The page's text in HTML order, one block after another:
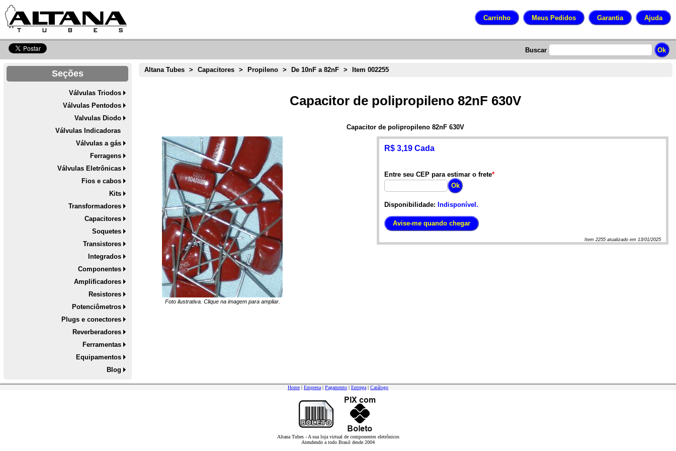
Buscar
Seções
Válvulas Triodos
Válvulas Pentodos
Valvulas Diodo
Válvulas Indicadoras
Válvulas a gás
Ferragens
Válvulas Eletrônicas
Fios e cabos
Kits
Transformadores
Capacitores
Soquetes
Transistores
Integrados
Componentes
Amplificadores
Resistores
Potenciômetros
Plugs e conectores
Reverberadores
Ferramentas
Equipamentos
Blog
Altana Tubes > Capacitores > Propileno > De 10nF a 82nF > Item 002255
Capacitor de polipropileno 82nF 630V
Capacitor de polipropileno 82nF 630V
Foto ilustrativa. Clique na imagem para ampliar.
R$ 3,19 Cada
Entre seu CEP para estimar o frete*
Disponibilidade: Indisponível.
Item2255 atualizado em 13/01/2025
Home | Empresa | Pagamento | Entrega | Catálogo
Altana Tubes - A sua loja virtual de componentes eletrônicos
Atendendo a todo Brasil desde 2004